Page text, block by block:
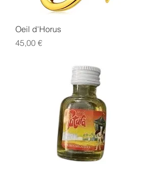
Oeil d'Horus
Prix
45,00 €